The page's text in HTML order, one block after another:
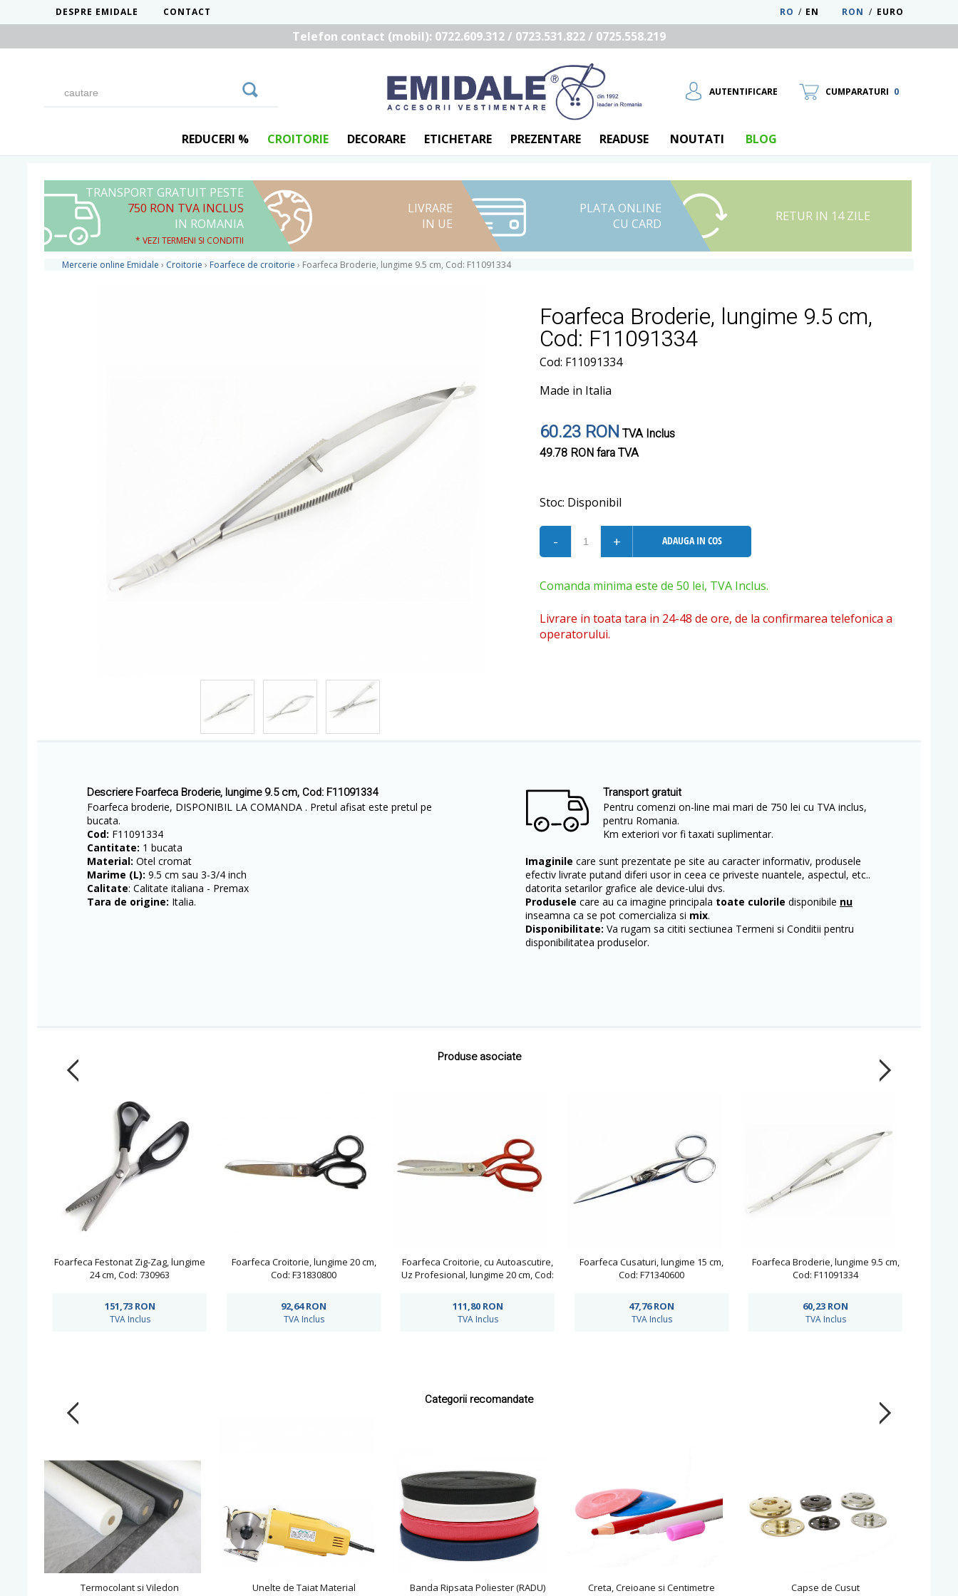
DESPRE EMIDALE CONTACT RON / EURO
EN
/
RO
Telefon contact (mobil): 0722.609.312 / 0723.531.822 / 0725.558.219
AUTENTIFICARE
UTILIZATOR NOU
RECUPEREAZA PAROLA
CUMPARATURI 0
REDUCERI % CROITORIE DECORARE ETICHETARE PREZENTARE READUSE NOUTATI BLOG
TRANSPORT GRATUIT PESTE
750 RON TVA INCLUS
IN ROMANIA
* VEZI TERMENI SI CONDITII
LIVRARE
IN UE
PLATA ONLINE
CU CARD
RETUR IN 14 ZILE
Mercerie online Emidale › Croitorie › Foarfece de croitorie › Foarfeca Broderie, lungime 9.5 cm, Cod: F11091334
Foarfeca Broderie, lungime 9.5 cm,
Cod: F11091334
Cod: F11091334
Made in Italia
60.23 RON TVA Inclus
49.78 RONfara TVA
Stoc: Disponibil
- + ADAUGA IN COS
Comanda minima este de 50 lei, TVA Inclus.
Livrare in toata tara in 24-48 de ore, de la confirmarea telefonica a
operatorului.
Descriere Foarfeca Broderie, lungime 9.5 cm, Cod: F11091334
Foarfeca broderie, DISPONIBIL LA COMANDA . Pretul afisat este pretul pe
bucata.
Cod: F11091334
Cantitate: 1 bucata
Material: Otel cromat
Marime (L): 9.5 cm sau 3-3/4 inch
Calitate: Calitate italiana - Premax
Tara de origine: Italia.
Transport gratuit
Pentru comenzi on-line mai mari de 750 lei cu TVA inclus,
pentru Romania.
Km exteriori vor fi taxati suplimentar.
Imaginile care sunt prezentate pe site au caracter informativ, produsele
efectiv livrate putand diferi usor in ceea ce priveste nuantele, aspectul, etc..
datorita setarilor grafice ale device-ului dvs.
Produsele care au ca imagine principala toate culorile disponibile nu
inseamna ca se pot comercializa si mix.
Disponibilitate: Va rugam sa cititi sectiunea Termeni si Conditii pentru
disponibilitatea produselor.
Produse asociate
Foarfeca Festonat Zig-Zag, lungime
24 cm, Cod: 730963
151,73 RON
TVA Inclus
Foarfeca Croitorie, lungime 20 cm,
Cod: F31830800
92,64RON
TVA Inclus
Foarfeca Croitorie, cu Autoascutire,
Uz Profesional, lungime 20 cm, Cod:
111,80 RON
TVA Inclus
Foarfeca Cusaturi, lungime 15 cm,
Cod: F71340600
47,76RON
TVA Inclus
Foarfeca Broderie, lungime 9.5 cm,
Cod: F11091334
60,23 RON
TVA Inclus
Categorii recomandate
Termocolant si Viledon Unelte de Taiat Material Banda Ripsata Poliester (RADU)
Creta, Creioane si Centimetre
Capse de Cusut